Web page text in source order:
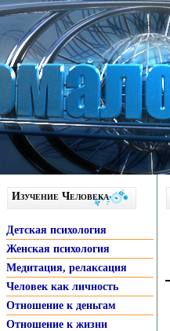
Изучение Человека
Детская психология
Женская психология
Медитация, релаксация
Человек как личность
Отношение к деньгам
Отношение к жизни